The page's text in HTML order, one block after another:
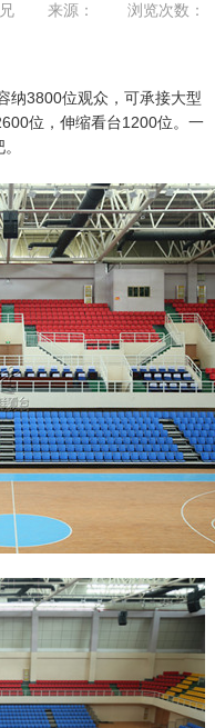
来源：
浏览次数：
纳3800位观众，可承接大型
位，伸缩看台1200位。一